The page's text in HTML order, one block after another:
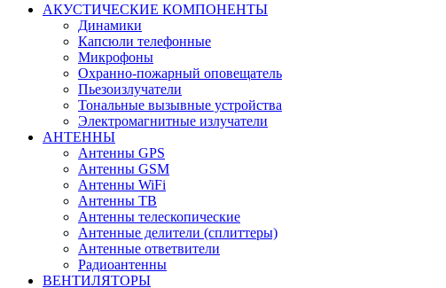
АКУСТИЧЕСКИЕ КОМПОНЕНТЫ
Динамики
Капсюли телефонные
Микрофоны
Охранно-пожарный оповещатель
Пьезоизлучатели
Тональные вызывные устройства
Электромагнитные излучатели
АНТЕННЫ
Антенны GPS
Антенны GSM
Антенны WiFi
Антенны ТВ
Антенны телескопические
Антенные делители (сплиттеры)
Антенные ответвители
Радиоантенны
ВЕНТИЛЯТОРЫ